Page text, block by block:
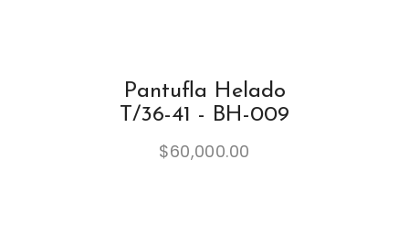
Pantufla Helado
T/36-41 - BH-009
$60,000.00